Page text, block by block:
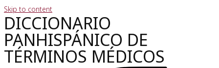
Skip to content
DICCIONARIO
PANHISPÁNICO DE
TÉRMINOS MÉDICOS